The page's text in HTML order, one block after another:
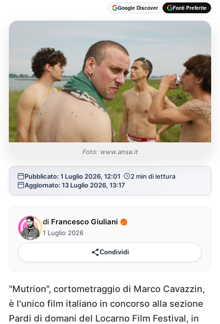
Google Discover Fonti Preferite
Foto: www.ansa.it
Pubblicato: 1 Luglio 2026, 12:01
2 min di lettura
Aggiornato: 13 Luglio 2026, 13:17
di Francesco Giuliani
1 Luglio 2026
Condividi
"Mutrion", cortometraggio di Marco Cavazzin,
è l'unico film italiano in concorso alla sezione
Pardi di domani del Locarno Film Festival, in